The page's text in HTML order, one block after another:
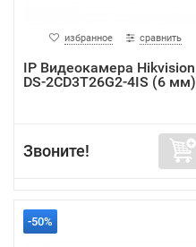
избранное сравнить
IP Видеокамера Hikvision
DS-2CD3T26G2-4IS (6 мм)
Звоните!
-50%